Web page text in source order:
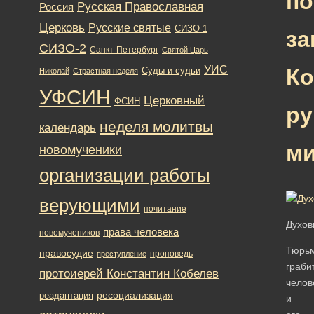
и
Россия Русская Православная
Церковь Русские святые СИЗО-1
СИЗО-2 Санкт-Петербург Святой Царь
Николай Страстная неделя Суды и судьи УИС
УФСИН ФСИН Церковный
календарь неделя молитвы
новомученики
организации работы
верующими почитание
новомучеников права человека
правосудие преступление проповедь
протоиерей Константин Кобелев
реадаптация ресоциализация